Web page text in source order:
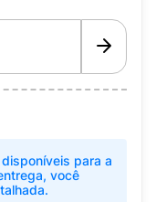
para a
você